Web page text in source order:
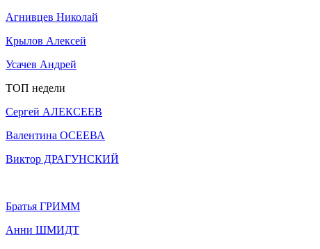
Агнивцев Николай
Крылов Алексей
Усачев Андрей
ТОП недели
Сергей АЛЕКСЕЕВ
Валентина ОСЕЕВА
Виктор ДРАГУНСКИЙ
Братья ГРИММ
Анни ШМИДТ